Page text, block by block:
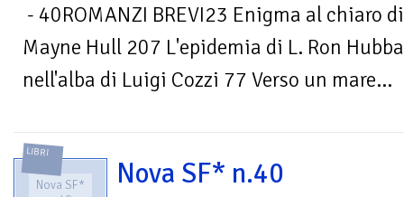
- 40ROMANZI BREVI23 Enigma al chiaro
Mayne Hull 207 L'epidemia di L. Ron
nell'alba di Luigi Cozzi 77 Verso un mare...
LIBRI
Nova SF*
Nova SF* n.40